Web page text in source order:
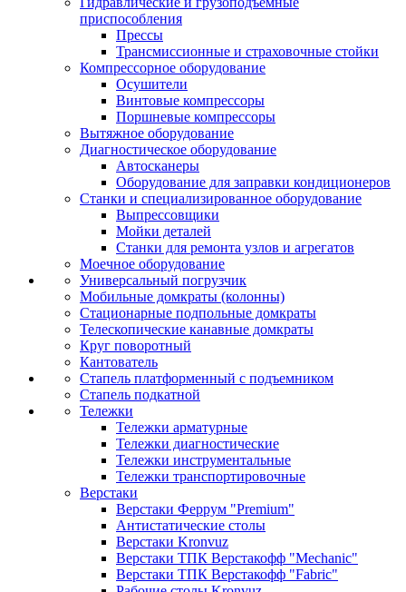
приспособления
Прессы
Трансмиссионные и страховочные стойки
Компрессорное оборудование
Осушители
Винтовые компрессоры
Поршневые компрессоры
Вытяжное оборудование
Диагностическое оборудование
Автосканеры
Оборудование для заправки кондиционеров
Станки и специализированное оборудование
Выпрессовщики
Мойки деталей
Станки для ремонта узлов и агрегатов
Моечное оборудование
Универсальный погрузчик
Мобильные домкраты (колонны)
Стационарные подпольные домкраты
Телескопические канавные домкраты
Круг поворотный
Кантователь
Стапель платформенный с подъемником
Стапель подкатной
Тележки
Тележки арматурные
Тележки диагностические
Тележки инструментальные
Тележки транспортировочные
Верстаки
Верстаки Феррум "Premium"
Антистатические столы
Верстаки Kronvuz
Верстаки ТПК Верстакофф "Mechanic"
Верстаки ТПК Верстакофф "Fabric"